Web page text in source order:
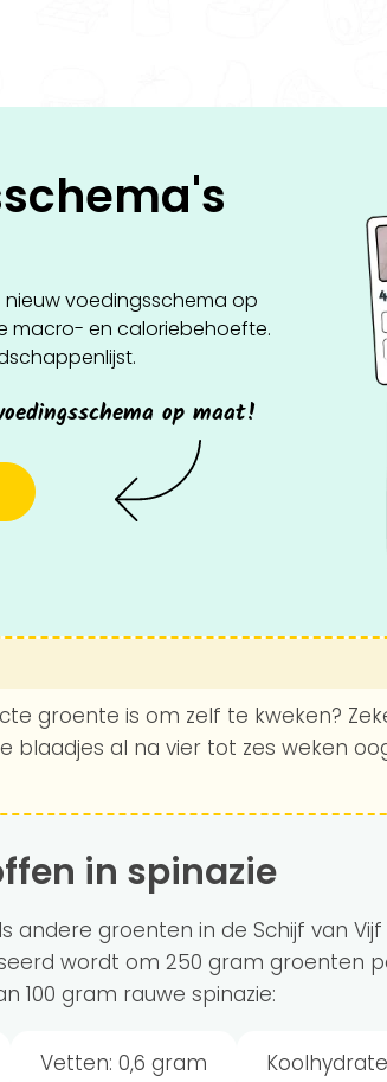
nieuw voedingsschema op
macro- en caloriebehoefte.
op maat!
groente is om zelf te kweken?
blaadjes al na vier tot zes weken
in spinazie
andere groenten in de Schijf van
wordt om 250 gram groenten
100 gram rauwe spinazie:
Vetten: 0,6 gram